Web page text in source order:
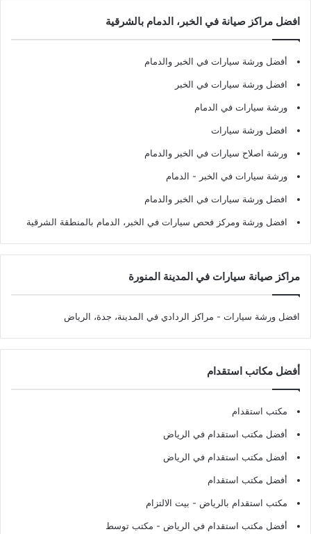
افضل مراكز صيانة في الخبر، الدمام بالشرقية
أفضل ورشة سيارات في الخبر والدمام
افضل ورشة سيارات في الخبر
ورشة سيارات في الدمام
افضل ورشة سيارات
ورشة اصلاح سيارات في الخبر والدمام
ورشة سيارات في الخبر - الدمام
افضل ورشة سيارات في الخبر والدمام
افضل ورشة ومركز فحص سيارات في الخبر، الدمام بالمنطقة الشرقية
مراكز صيانة سيارات في المدينة المنورة
افضل ورشة سيارات - مراكز الردادي في المدينة، جدة، الرياض
أفضل مكاتب استقدام
مكتب استقدام
أفضل مكتب استقدام في الرياض
أفضل مكتب استقدام في الرياض
أفضل مكتب استقدام
مكتب استقدام بالرياض - بيت الالتزام
أفضل مكتب استقدام في الرياض - مكتب توسط